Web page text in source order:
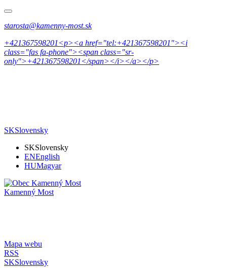
starosta@kamenny-most.sk
+421367598201<p><a href="tel:+421367598201"><i
class="fas fa-phone"><span class="sr-
only">+421367598201</span></i></a></p>
SKSlovensky
SKSlovensky
ENEnglish
HUMagyar
Kamenný Most
Mapa webu
RSS
SKSlovensky